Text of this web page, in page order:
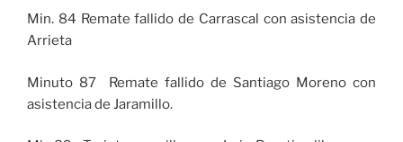
Min. 84 Remate fallido de Carrascal con asistencia de
Arrieta
Minuto 87 Remate fallido de Santiago Moreno con
asistencia de Jaramillo.